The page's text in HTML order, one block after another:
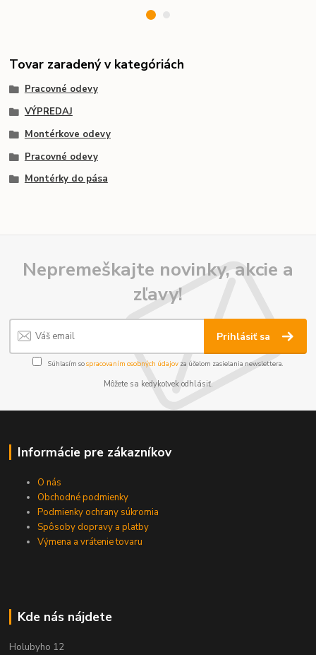
Tovar zaradený v kategóriách
Pracovné odevy
VÝPREDAJ
Montérkove odevy
Pracovné odevy
Montérky do pása
Nepremeškajte novinky, akcie a
zľavy!
Prihlásiť sa
Súhlasím sospracovaním osobných údajov za účelom zasielania newslettera.
Môžete sa kedykoľvek odhlásiť.
Informácie pre zákazníkov
O nás
Obchodné podmienky
Podmienky ochrany súkromia
Spôsoby dopravy a platby
Výmena a vrátenie tovaru
Kde nás nájdete
Holubyho 12